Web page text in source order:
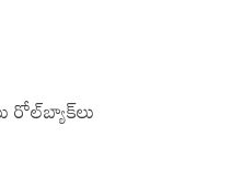
రోల్‌బ్యాక్‌లు